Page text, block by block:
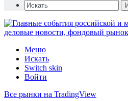
Меню
Искать
Switch skin
Войти
Все рынки на TradingView